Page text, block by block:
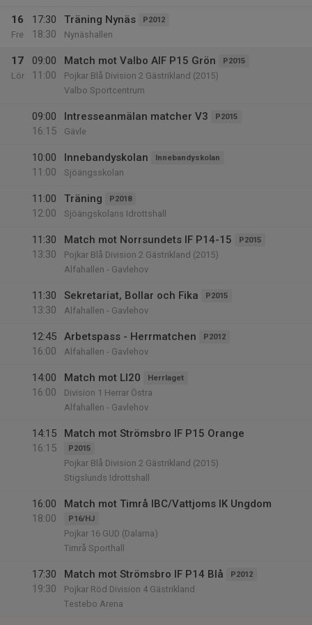
16
Fre
17:30
18:30
Träning Nynäs P2012
Nynäshallen
17
Lör
09:00
11:00
Match mot Valbo AIF P15 Grön P2015
Pojkar Blå Division 2 Gästrikland (2015)
Valbo Sportcentrum
09:00
16:15
Intresseanmälan matcher V3 P2015
Gävle
10:00
11:00
Innebandyskolan Innebandyskolan
Sjöängsskolan
11:00
12:00
Träning P2018
Sjöängskolans Idrottshall
11:30
13:30
Match mot Norrsundets IF P14-15 P2015
Pojkar Blå Division 2 Gästrikland (2015)
Alfahallen - Gavlehov
11:30
13:30
Sekretariat, Bollar och Fika P2015
Alfahallen - Gavlehov
12:45
16:00
Arbetspass - Herrmatchen P2012
Alfahallen - Gavlehov
14:00
16:00
Match mot LI20 Herrlaget
Division 1 Herrar Östra
Alfahallen - Gavlehov
14:15
16:15
Match mot Strömsbro IF P15 Orange
P2015
Pojkar Blå Division 2 Gästrikland (2015)
Stigslunds Idrottshall
16:00
18:00
Match mot Timrå IBC/Vattjoms IK Ungdom
P16/HJ
Pojkar 16 GUD (Dalarna)
Timrå Sporthall
17:30
19:30
Match mot Strömsbro IF P14 Blå P2012
Pojkar Röd Division 4 Gästrikland
Testebo Arena